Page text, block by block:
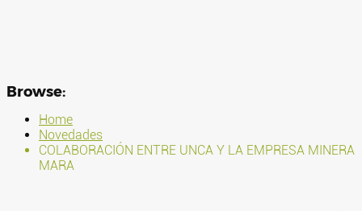
Browse:
Home
Novedades
COLABORACIÓN ENTRE UNCA Y LA EMPRESA MINERA
MARA